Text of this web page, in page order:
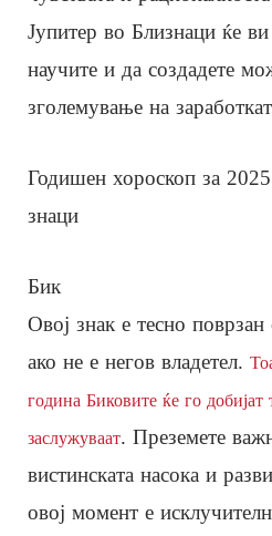
Јупитер во Близнаци ќе
научите и да создадете
зголемување на
Годишен хороскоп за
знаци
Бик
Овој знак е тесно
ако не е негов владетел.
година Биковите ќе го
заслужуваат. Преземете
вистинската насока и
овој момент е